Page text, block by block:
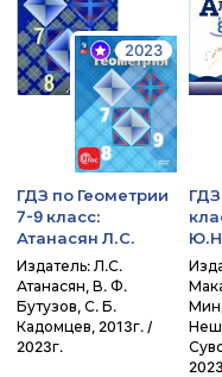
2023
ГДЗ по Геометрии
7-9 класс:
Атанасян Л.С.
Издатель: Л.С.
Атанасян, В. Ф.
Бутузов, С. Б.
Кадомцев, 2013г. /
2023г.